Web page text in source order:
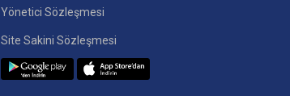
Yönetici Sözleşmesi
Site Sakini Sözleşmesi